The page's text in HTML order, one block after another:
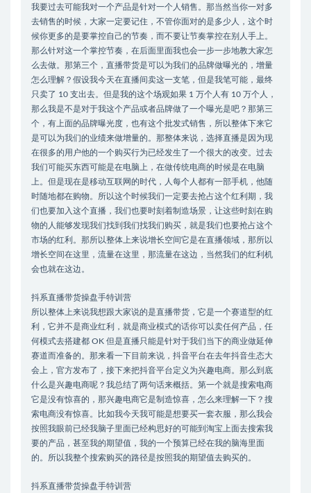
我要过去可能我对一个产品是针对一个人销售。那当然当你一对多
去销售的时候，大家一定要记住，不管你面对的是多少人，这个时
候你更多的是要掌控自己的节奏，而不要让节奏掌控在别人手上。
那么针对这一个掌控节奏，在后面里面我也会一步一步地教大家怎
么去做。那第三个，直播带货是可以为我们的品牌做曝光的，增量
怎么理解？假设我今天在直播间卖这一支笔，但是我笔可能，最终
只卖了 10 支出去。但是我的这个场观如果 1 万个人有 10 万个人，
那么我是不是对于我这个产品或者品牌做了一个曝光是吧？那第三
个，有上面的品牌曝光度，也有这个批发式销售，所以整体下来它
是可以为我们的业绩来做增量的。那整体来说，选择直播是因为现
在很多的用户他的一个购买行为已经发生了一个很大的改变。过去
我们可能买东西可能是在电脑上，在做传统电商的时候是在电脑
上。但是现在是移动互联网的时代，人每个人都有一部手机，他随
时随地都在购物。所以这个时候我们一定要去抢占这个红利期，我
们也要加入这个直播，我们也要时刻着制造场景，让这些时刻在购
物的人能够发现我们找到我们找我们购买，就是我们也要抢占这个
市场的红利。那所以整体上来说增长空间它是在直播领域，那所以
增长空间在这里，流量在这里，那流量在这边，当然我们的红利机
会也就在这边。
抖系直播带货操盘手特训营
所以整体上来说我想跟大家说的是直播带货，它是一个赛道型的红
利，它并不是商业红利，就是商业模式的话你可以卖任何产品，任
何模式去搭建都 OK 但是直播只能是针对于我们当下的商业做延伸
赛道而准备的。那来看一下目前来说，抖音平台在去年抖音生态大
会上，官方发布了，接下来把抖音平台定义为兴趣电商。那么到底
什么是兴趣电商呢？我总结了两句话来概括。第一个就是搜索电商
它是没有惊喜的，那兴趣电商它是制造惊喜，怎么来理解一下？搜
索电商没有惊喜。比如我今天我可能是想要买一套衣服，那么我会
按照我眼前已经我脑子里面已经构思好的可能到淘宝上面去搜索我
要的产品，甚至我的期望值，我的一个预算已经在我的脑海里面
的。所以我整个搜索购买的路径是按照我的期望值去购买的。
抖系直播带货操盘手特训营